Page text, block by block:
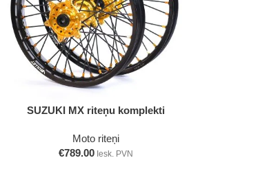
IzvēlietiesSUZUKI MX riteņu komplekti
Moto riteņi
€789.00Iesk. PVN